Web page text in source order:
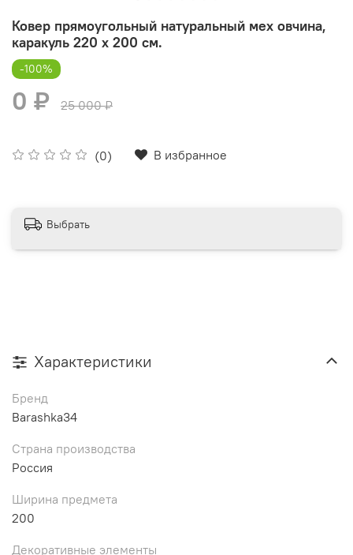
Ковер прямоугольный натуральный мех овчина,
каракуль 220 х 200 см.
(0) В избранное
-100%
0 ₽ 25 000 ₽
Выбрать
Характеристики
Бренд
Barashka34
Страна производства
Россия
Ширина предмета
200
Декоративные элементы